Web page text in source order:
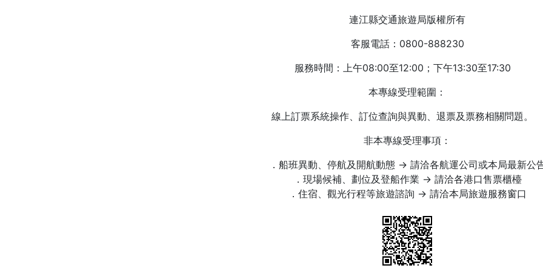
連江縣交通旅遊局版權所有
客服電話：0800-888230
服務時間：上午08:00至12:00；下午13:30至17:30
本專線受理範圍：
線上訂票系統操作、訂位查詢與異動、退票及票務相關問題。
非本專線受理事項：
．船班異動、停航及開航動態 → 請洽各航運公司或本局最新公
．現場候補、劃位及登船作業 → 請洽各港口售票櫃檯
．住宿、觀光行程等旅遊諮詢 → 請洽本局旅遊服務窗口